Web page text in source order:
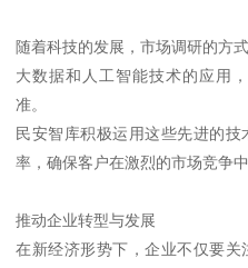
随着科技的发展，市场调研的方
大数据和人工智能技术的应用
准。
民安智库积极运用这些先进的
率，确保客户在激烈的市场竞争
推动企业转型与发展
在新经济形势下，企业不仅要